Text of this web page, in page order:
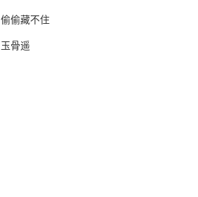
偷偷藏不住
玉骨遥